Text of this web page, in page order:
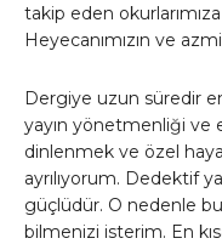
takip eden
Heyecanımızın ve
Dergiye uzun süredir
yayın yönetmenliği ve
dinlenmek ve özel
ayrılıyorum. Dedektif
güçlüdür. O nedenle bu
bilmenizi isterim. En